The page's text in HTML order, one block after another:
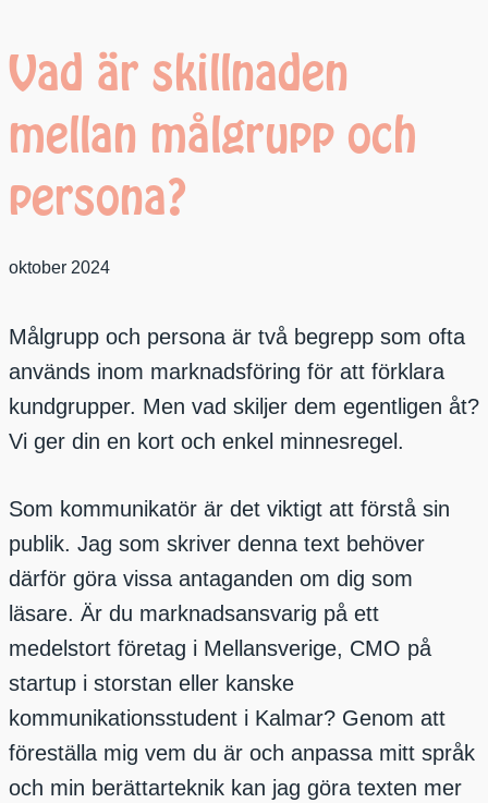
Vad är skillnaden
mellan målgrupp och
persona?
oktober 2024
Målgrupp och persona är två begrepp som ofta
används inom marknadsföring för att förklara
kundgrupper. Men vad skiljer dem egentligen åt?
Vi ger din en kort och enkel minnesregel.
Som kommunikatör är det viktigt att förstå sin
publik. Jag som skriver denna text behöver
därför göra vissa antaganden om dig som
läsare. Är du marknadsansvarig på ett
medelstort företag i Mellansverige, CMO på
startup i storstan eller kanske
kommunikationsstudent i Kalmar? Genom att
föreställa mig vem du är och anpassa mitt språk
och min berättarteknik kan jag göra texten mer